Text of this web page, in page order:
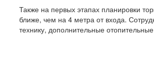
Также на первых этапах планировки
ближе, чем на 4 метра от входа.
технику, дополнительные